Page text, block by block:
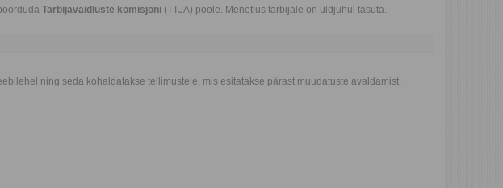
Tarbijavaidluste komisjoni (TTJA) poole. Menetlus tarbijale on üldjuhul tasuta.
ning seda kohaldatakse tellimustele, mis esitatakse pärast muudatuste avaldamist.